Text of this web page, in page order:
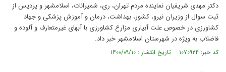
دکتر مهدی شریفیان نماینده مردم تهران، ری، شمیرانات، اسلامشهر و پردیس از
ثبت سوال از وزیران نیرو، کشور، بهداشت، درمان و آموزش پزشکی و جهاد
کشاورزی در خصوص علت آبیاری مزارع کشاورزی با آبهای غیرمتعارف و آلوده و
فاضلاب به ویژه در شهرستان اسلامشهر خبر داد.
کد خبر: ۱۰۷۰۹۲۴ تاریخ انتشار : ۱۴۰۰/۰۹/۱۰